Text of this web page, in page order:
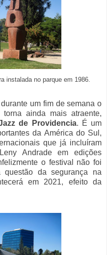
instalada no parque em 1986.
um fim de semana o
ainda mais atraente,
de Providencia. É um
da América do Sul,
que já incluíram
Andrade em edições
o festival não foi
da segurança na
em 2021, efeito da